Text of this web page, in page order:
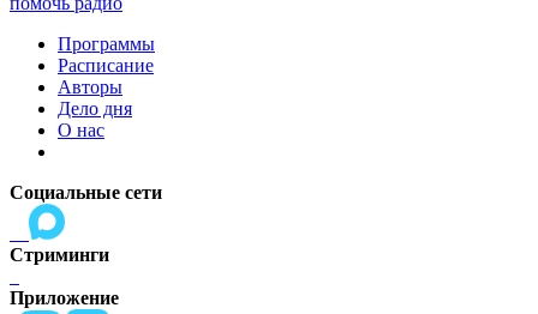
Программы
Расписание
Авторы
Дело дня
О нас
Социальные сети
Стриминги
Приложение